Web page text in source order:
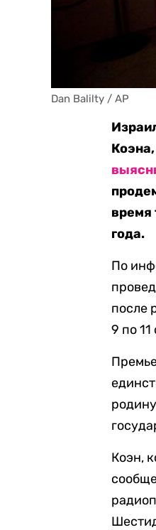
Dan Balilty / AP
время
года.
По
после
9 по
Коэн,